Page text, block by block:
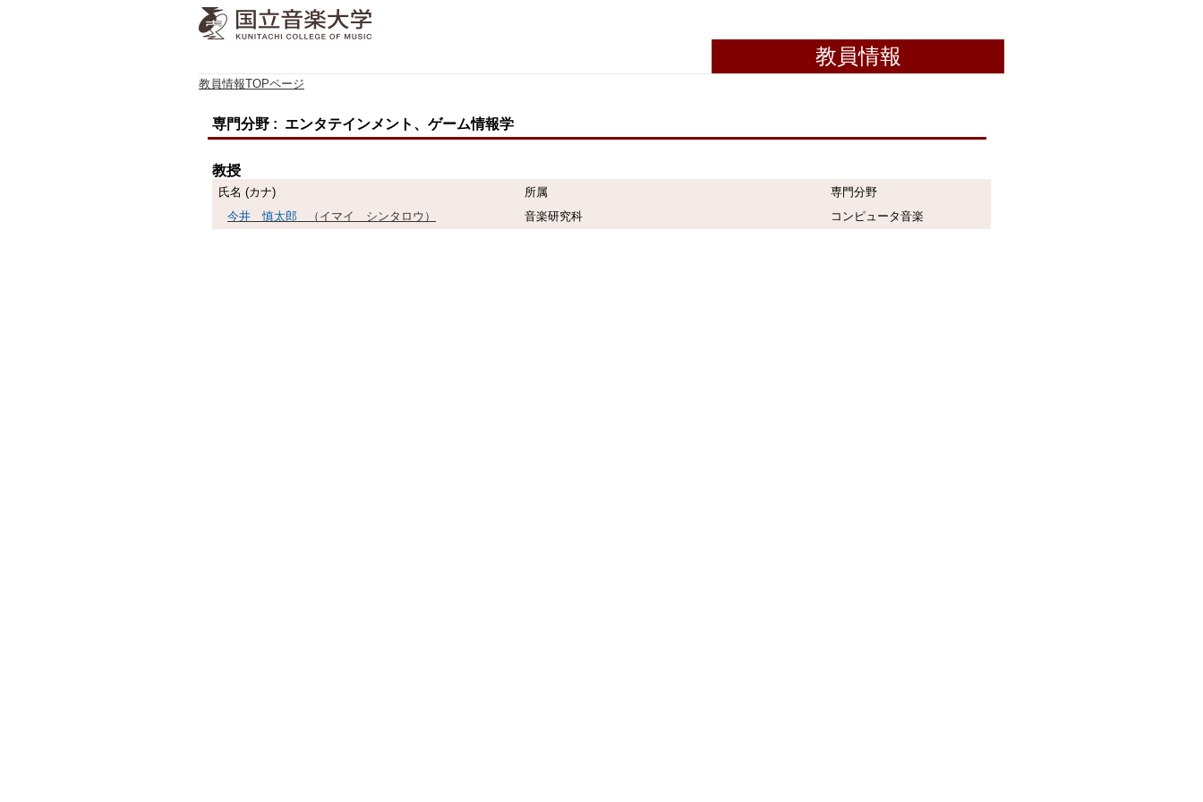
教員情報
教員情報TOPページ
専門分野 : エンタテインメント、ゲーム情報学
教授
氏名 (カナ) 所属
専門分野
今井 慎太郎
（イマイ シンタロウ） 音楽研究科 コンピュータ音楽